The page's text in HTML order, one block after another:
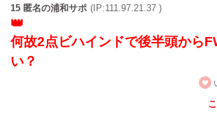
15 匿名の浦和サポ (IP:111.97.21.37 )
何故2点ビハインドで後半頭から
い？